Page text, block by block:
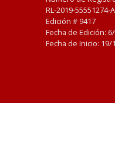
RL-2019-55551274-
Edición # 9417
Fecha de Edición:
Fecha de Inicio: 19/